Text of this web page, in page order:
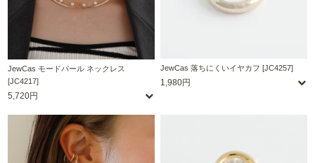
JewCas モードパール ネックレス
[JC4217]
5,720円
JewCas 落ちにくいイヤカフ [JC4257]
1,980円